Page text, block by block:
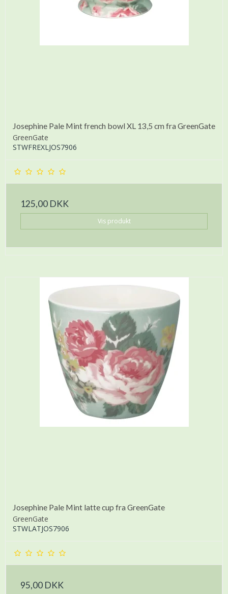
Josephine Pale Mint french bowl XL 13,5 cm fra GreenGate
GreenGate
STWFREXLJOS7906
125,00 DKK
Vis produkt
Josephine Pale Mint latte cup fra GreenGate
GreenGate
STWLATJOS7906
95,00 DKK